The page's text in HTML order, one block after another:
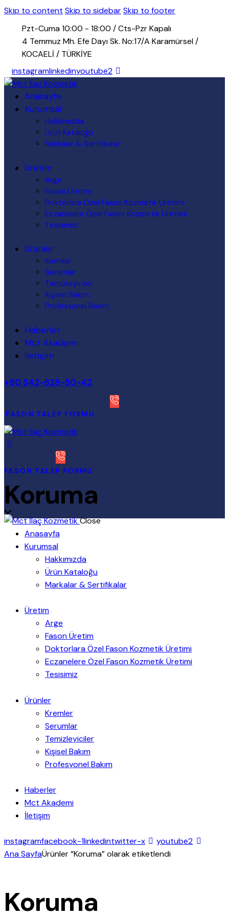
Skip to content Skip to sidebarSkip to footer
Pzt-Cuma 10:00 - 18:00 / Cts-Pzr Kapalı
4 Temmuz Mh. Efe Dayı Sk. No:17/A Karamürsel /
KOCAELİ / TÜRKİYE
instagramlinkedinyoutube2
Anasayfa
Kurumsal
Hakkımızda
Ürün Kataloğu
Markalar & Sertifikalar
Üretim
Arge
Fason Üretim
Doktorlara Özel Fason Kozmetik Üretimi
Eczanelere Özel Fason Kozmetik Üretimi
Tesisimiz
Ürünler
Kremler
Serumlar
Temizleyiciler
Kişisel Bakım
Profesyonel Bakım
Haberler
Mct Akademi
İletişim
+90 542-628-50-42
FASON TALEP FORMU
FASON TALEP FORMU
Koruma
Close
Anasayfa
Kurumsal
Hakkımızda
Ürün Kataloğu
Markalar & Sertifikalar
Üretim
Arge
Fason Üretim
Doktorlara Özel Fason Kozmetik Üretimi
Eczanelere Özel Fason Kozmetik Üretimi
Tesisimiz
Ürünler
Kremler
Serumlar
Temizleyiciler
Kişisel Bakım
Profesyonel Bakım
Haberler
Mct Akademi
İletişim
instagramfacebook-1linkedintwitter-x
youtube2
Ana SayfaÜrünler “Koruma” olarak etiketlendi
Koruma